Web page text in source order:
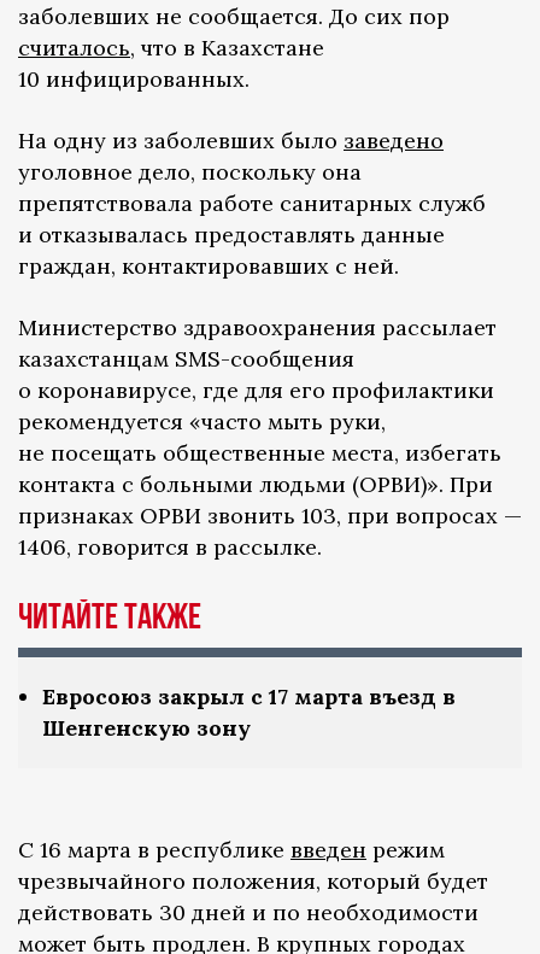
заболевших не сообщается. До сих пор
считалось, что в Казахстане
10 инфицированных.
На одну из заболевших было заведено
уголовное дело, поскольку она
препятствовала работе санитарных служб
и отказывалась предоставлять данные
граждан, контактировавших с ней.
Министерство здравоохранения рассылает
казахстанцам SMS-сообщения
о коронавирусе, где для его профилактики
рекомендуется «часто мыть руки,
не посещать общественные места, избегать
контакта с больными людьми (ОРВИ)». При
признаках ОРВИ звонить 103, при вопросах —
1406, говорится в рассылке.
Читайте также
Евросоюз закрыл с 17 марта въезд в
Шенгенскую зону
С 16 марта в республике введен режим
чрезвычайного положения, который будет
действовать 30 дней и по необходимости
может быть продлен. В крупных городах